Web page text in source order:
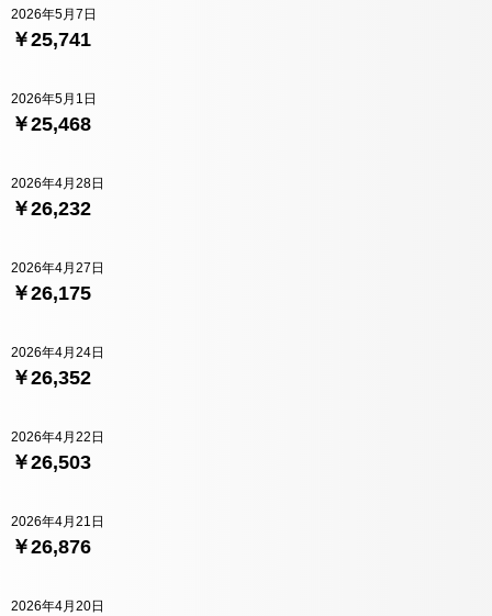
￥25,741
2026年5月7日
￥25,468
2026年5月1日
￥26,232
2026年4月28日
￥26,175
2026年4月27日
￥26,352
2026年4月24日
￥26,503
2026年4月22日
￥26,876
2026年4月21日
2026年4月20日